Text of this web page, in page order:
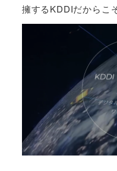
擁するKDDIだからこ